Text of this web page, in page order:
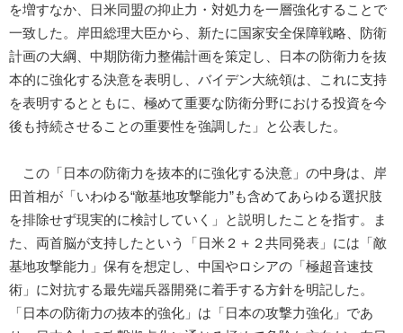
を増すなか、日米同盟の抑止力・対処力を一層強化することで
一致した。岸田総理大臣から、新たに国家安全保障戦略、防衛
計画の大綱、中期防衛力整備計画を策定し、日本の防衛力を抜
本的に強化する決意を表明し、バイデン大統領は、これに支持
を表明するとともに、極めて重要な防衛分野における投資を今
後も持続させることの重要性を強調した」と公表した。
この「日本の防衛力を抜本的に強化する決意」の中身は、岸
田首相が「いわゆる“敵基地攻撃能力”も含めてあらゆる選択肢
を排除せず現実的に検討していく」と説明したことを指す。ま
た、両首脳が支持したという「日米２＋２共同発表」には「敵
基地攻撃能力」保有を想定し、中国やロシアの「極超音速技
術」に対抗する最先端兵器開発に着手する方針を明記した。
「日本の防衛力の抜本的強化」は「日本の攻撃力強化」であ